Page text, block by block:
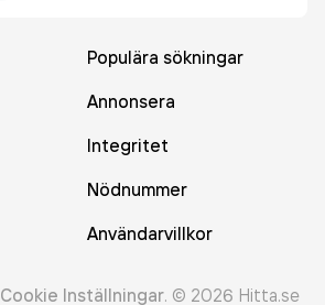
Populära sökningar
Annonsera
Integritet
Nödnummer
Användarvillkor
Cookie Inställningar. © 2026 Hitta.se